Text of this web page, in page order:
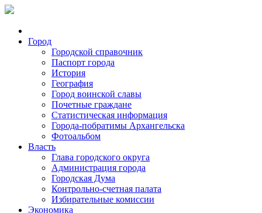
Город
Городской справочник
Паспорт города
История
География
Город воинской славы
Почетные граждане
Статистическая информация
Города-побратимы Архангельска
Фотоальбом
Власть
Глава городского округа
Администрация города
Городская Дума
Контрольно-счетная палата
Избирательные комиссии
Экономика